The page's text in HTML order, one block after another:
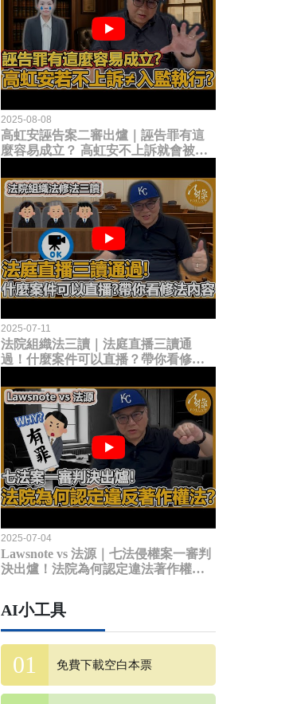
2025-08-08
高虹安誣告案二審出爐｜誣告罪有這
麼容易成立？ 高虹安不上訴就會被
2025-07-11
法院組織法三讀｜法庭直播三讀通
過！什麼案件可以直播？帶你看修法
2025-07-04
Lawsnote vs 法源｜七法侵權案一審判
決出爐！法院為何認定違法著作權
AI小工具
免費下載空白本票